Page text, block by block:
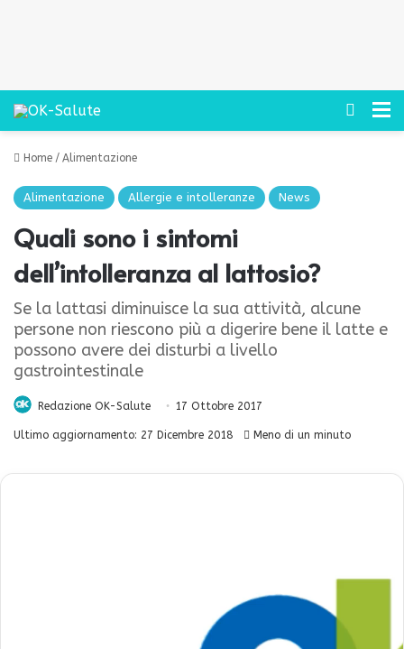
Cerca
Home / Alimentazione
Alimentazione Allergie e intolleranze News
Quali sono i sintomi
dell’intolleranza al lattosio?
Se la lattasi diminuisce la sua attività, alcune
persone non riescono più a digerire bene il latte e
possono avere dei disturbi a livello
gastrointestinale
Redazione OK-Salute 17 Ottobre 2017
Ultimo aggiornamento: 27 Dicembre 2018 Meno di un minuto